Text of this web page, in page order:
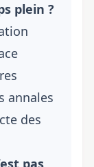
plein ?
annales
des
pas